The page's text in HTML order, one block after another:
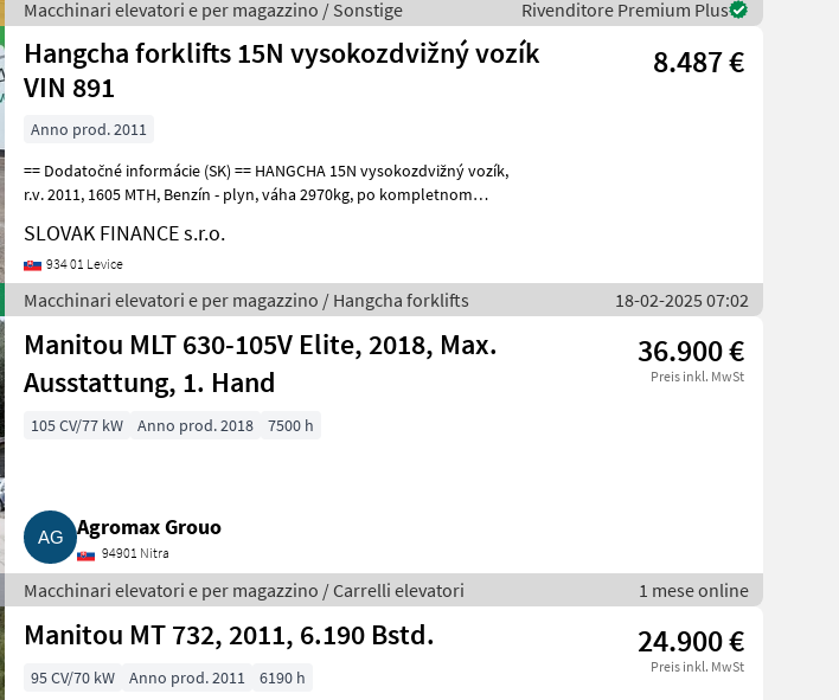
Macchinari elevatori e per magazzino / Sonstige Rivenditore Premium Plus
Hangcha forklifts 15N vysokozdvižný vozík
VIN 891
8.487 €
Anno prod. 2011
== Dodatočné informácie (SK) == HANGCHA 15N vysokozdvižný vozík,
r.v. 2011, 1605 MTH, Benzín - plyn, váha 2970kg, po kompletnom
SLOVAK FINANCE s.r.o.
934 01 Levice
Macchinari elevatori e per magazzino / Hangcha forklifts 18-02-2025 07:02
Manitou MLT 630-105V Elite, 2018, Max.
Ausstattung, 1. Hand
36.900 €
Preis inkl. MwSt
105 CV/77 kW Anno prod. 2018 7500 h
Agromax Grouo
94901 Nitra
Macchinari elevatori e per magazzino / Carrelli elevatori 1 mese online
Manitou MT 732, 2011, 6.190 Bstd. 24.900 €
Preis inkl. MwSt
95 CV/70 kW Anno prod. 2011 6190 h